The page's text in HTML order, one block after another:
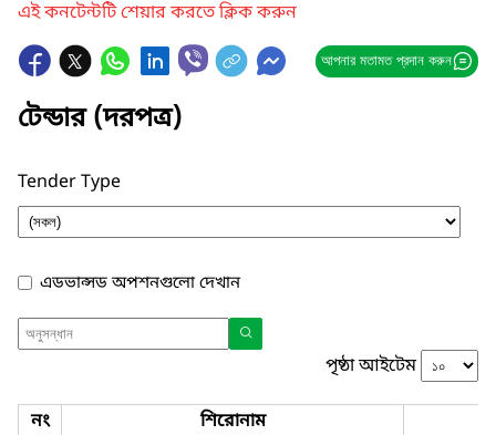
এই কনটেন্টটি শেয়ার করতে ক্লিক করুন
আপনার মতামত প্রদান করুন
টেন্ডার (দরপত্র)
Tender Type
এডভান্সড অপশনগুলো দেখান
পৃষ্ঠা আইটেম
নং
শিরোনাম